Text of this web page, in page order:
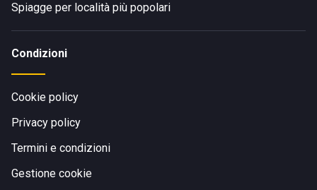
Spiagge per località più popolari
Condizioni
Cookie policy
Privacy policy
Termini e condizioni
Gestione cookie